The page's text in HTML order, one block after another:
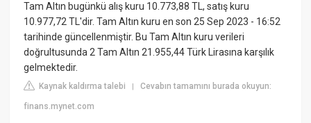
Tam Altın bugünkü alış kuru 10.773,88 TL, satış kuru
10.977,72 TL'dir. Tam Altın kuru en son 25 Sep 2023 - 16:52
tarihinde güncellenmiştir. Bu Tam Altın kuru verileri
doğrultusunda 2 Tam Altın 21.955,44 Türk Lirasına karşılık
gelmektedir.
Kaynak kaldırma talebi |Cevabın tamamını burada okuyun:
finans.mynet.com